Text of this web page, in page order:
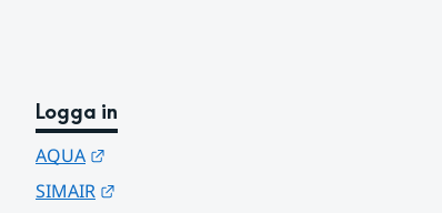
Logga in
AQUA
SIMAIR